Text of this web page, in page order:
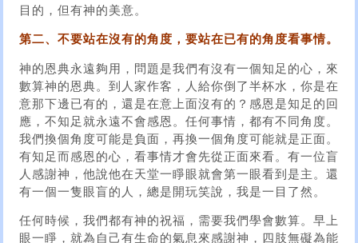
目的，但有神的美意。
第二、不要站在沒有的角度，要站在已有的角度看事情。
神的恩典永遠夠用，問題是我們有沒有一個知足的心，來
數算神的恩典。到人家作客，人給你倒了半杯水，你是在
意那下邊已有的，還是在意上面沒有的？感恩是知足的回
應，不知足就永遠不會感恩。任何事情，都有不同角度。
我們換個角度可能是負面，再換一個角度可能就是正面。
有知足而感恩的心，看事情才會先從正面來看。有一位盲
人感謝神，他說他在天堂一睜眼就會第一眼看到是主。還
有一個一隻眼盲的人，總是開玩笑說，我是一目了然。
任何時候，我們都有神的祝福，需要我們學會數算。早上
眼一睜，就為自己有生命的氣息來感謝神，四肢無礙為能